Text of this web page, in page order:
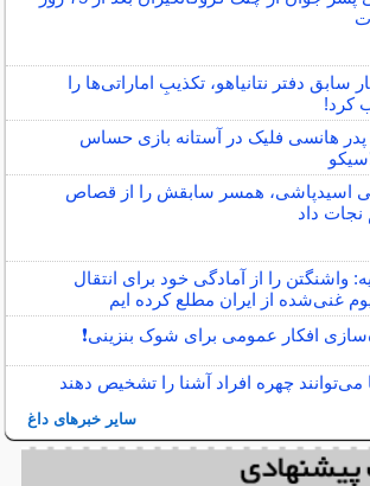
سابق دفتر نتانیاهو، تکذیبِ اماراتی‌ها را
کرد!
هانسی فلیک در آستانه بازی حساس
اسیدپاشی، همسر سابقش را از قصاص
داد
واشنگتن را از آمادگی خود برای انتقال
غنی‌شده از ایران مطلع کرده ایم
افکار عمومی برای شوک بنزینی❗️
می‌توانند چهره افراد آشنا را تشخیص دهند
سایر خبرهای داغ